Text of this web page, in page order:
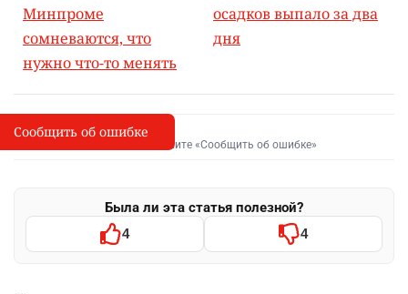
Минпроме
сомневаются, что
нужно что-то менять
осадков выпало за два
дня
I
Сообщить об опечатке
Выделите фрагмент и нажмите «Сообщить об ошибке»
Была ли эта статья полезной?
4 4
Сообщить об ошибке